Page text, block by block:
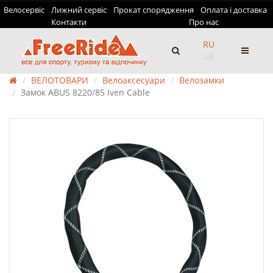
Велосервіс Лижний сервіс Прокат спорядження
Оплата і доставка
Контакти
Про нас
RU
UA
ВЕЛОТОВАРИ Велоаксесуари
Велозамки
Замок ABUS 8220/85 Iven Cable